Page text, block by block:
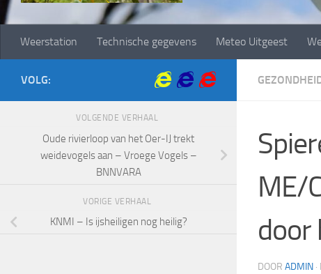
Weerstation Technische gegevens Meteo Uitgeest
ME/
door
DOOR ADMIN ·
VOLG:
VOLGENDE VERHAAL
Oude rivierloop van het Oer-IJ trekt
weidevogels aan – Vroege Vogels –
BNNVARA
VORIGE VERHAAL
KNMI – Is ijsheiligen nog heilig?